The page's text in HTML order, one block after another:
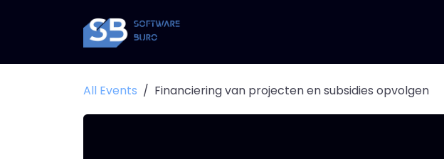
All Events Financiering van projecten en subsidies opvolgen